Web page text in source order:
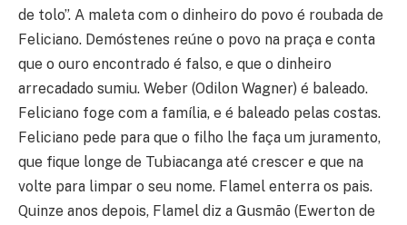
de tolo”. A maleta com o dinheiro do povo é roubada de
Feliciano. Demóstenes reúne o povo na praça e conta
que o ouro encontrado é falso, e que o dinheiro
arrecadado sumiu. Weber (Odilon Wagner) é baleado.
Feliciano foge com a família, e é baleado pelas costas.
Feliciano pede para que o filho lhe faça um juramento,
que fique longe de Tubiacanga até crescer e que na
volte para limpar o seu nome. Flamel enterra os pais.
Quinze anos depois, Flamel diz a Gusmão (Ewerton de